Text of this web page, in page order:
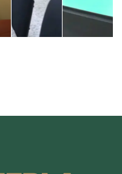
y trabaja
de aprendizaje para
la relación
crítico
los problemas